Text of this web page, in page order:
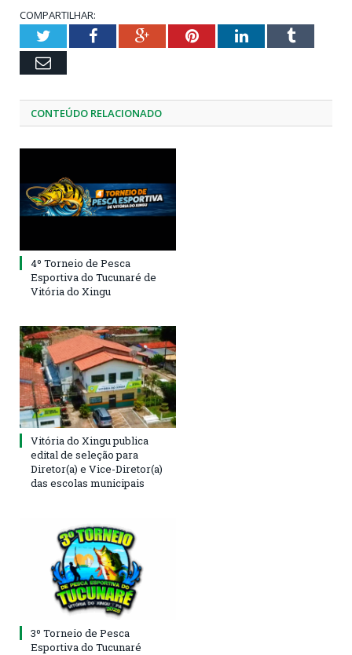
COMPARTILHAR:
TwitterFacebookGoogle+PinterestLinkedInTumblr
Email
CONTEÚDO RELACIONADO
4º Torneio de Pesca
Esportiva do Tucunaré de
Vitória do Xingu
Vitória do Xingu publica
edital de seleção para
Diretor(a) e Vice-Diretor(a)
das escolas municipais
3º Torneio de Pesca
Esportiva do Tucunaré